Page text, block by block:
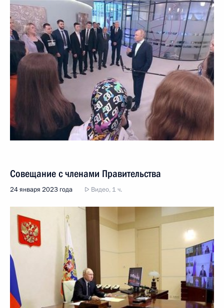
Совещание с членами Правительства
24 января 2023 года Видео, 1 ч.